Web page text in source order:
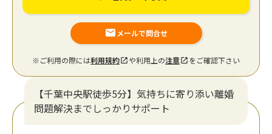
メールで問合せ
※ご利用の際には利用規約 や利用上の注意 をご確認下さい
【千葉中央駅徒歩5分】気持ちに寄り添い離婚
問題解決までしっかりサポート